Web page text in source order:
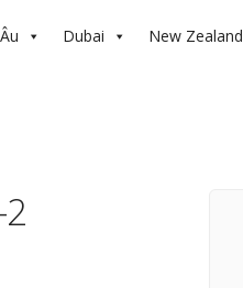
Dubai New Zealand